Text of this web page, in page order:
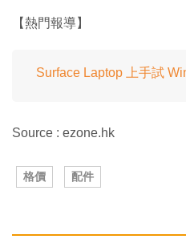
【熱門報導】
Surface Laptop 上手試
Source : ezone.hk
格價 配件